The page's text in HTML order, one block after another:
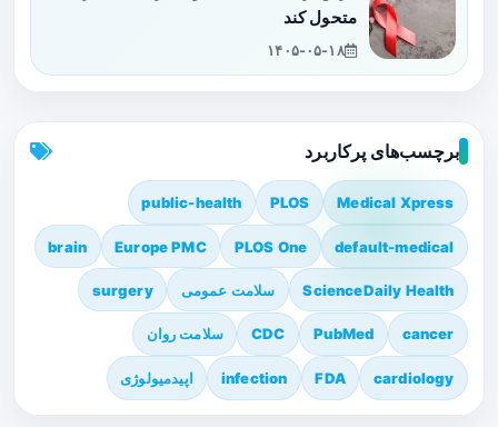
متحول کند
۱۴۰۵-۰۵-۱۸
برچسب‌های پرکاربرد
Medical Xpress
PLOS
public-health
default-medical
PLOS One
Europe PMC
brain
ScienceDaily Health سلامت عمومی surgery
cancer
PubMed
CDC سلامت روان
cardiology
FDA
infection اپیدمیولوژی